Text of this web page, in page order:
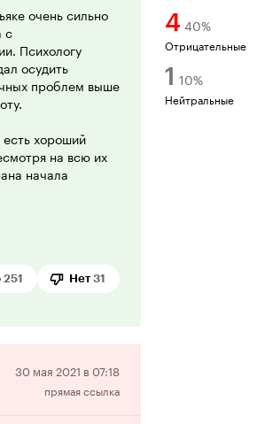
очень сильно
с
Психологу
осудить
проблем выше
хороший
на всю их
начала
251 Нет 31
Отрицательная
рецензия
30 мая 2021 в 07:18
прямая ссылка
4 40%
Отрицательные
1 10%
Нейтральные